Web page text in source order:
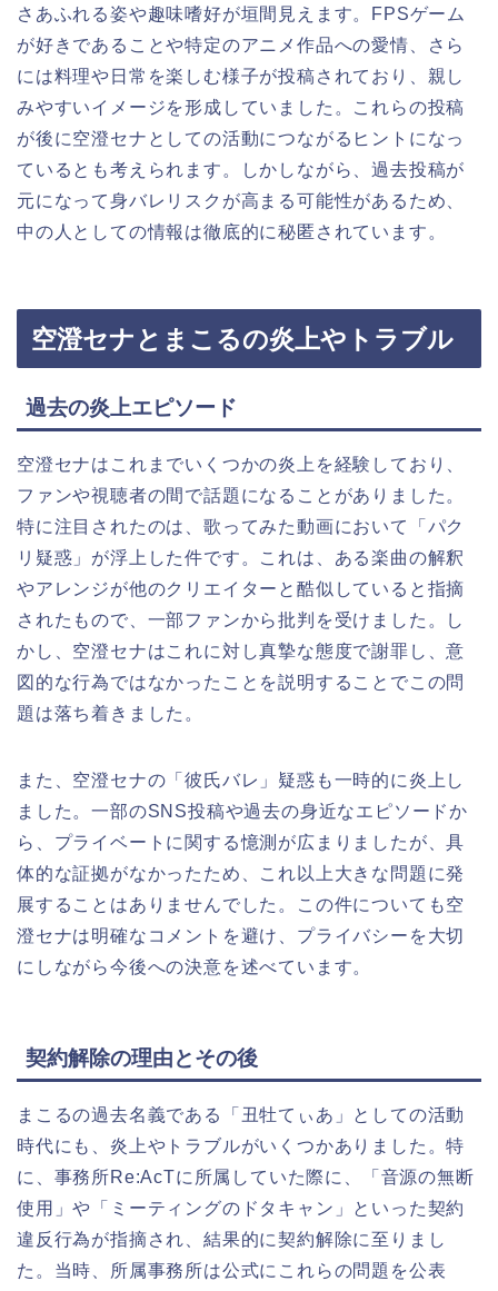
さあふれる姿や趣味嗜好が垣間見えます。FPSゲーム
が好きであることや特定のアニメ作品への愛情、さら
には料理や日常を楽しむ様子が投稿されており、親し
みやすいイメージを形成していました。これらの投稿
が後に空澄セナとしての活動につながるヒントになっ
ているとも考えられます。しかしながら、過去投稿が
元になって身バレリスクが高まる可能性があるため、
中の人としての情報は徹底的に秘匿されています。
空澄セナとまこるの炎上やトラブル
過去の炎上エピソード
空澄セナはこれまでいくつかの炎上を経験しており、
ファンや視聴者の間で話題になることがありました。
特に注目されたのは、歌ってみた動画において「パク
リ疑惑」が浮上した件です。これは、ある楽曲の解釈
やアレンジが他のクリエイターと酷似していると指摘
されたもので、一部ファンから批判を受けました。し
かし、空澄セナはこれに対し真摯な態度で謝罪し、意
図的な行為ではなかったことを説明することでこの問
題は落ち着きました。
また、空澄セナの「彼氏バレ」疑惑も一時的に炎上し
ました。一部のSNS投稿や過去の身近なエピソードか
ら、プライベートに関する憶測が広まりましたが、具
体的な証拠がなかったため、これ以上大きな問題に発
展することはありませんでした。この件についても空
澄セナは明確なコメントを避け、プライバシーを大切
にしながら今後への決意を述べています。
契約解除の理由とその後
まこるの過去名義である「丑牡てぃあ」としての活動
時代にも、炎上やトラブルがいくつかありました。特
に、事務所Re:AcTに所属していた際に、「音源の無断
使用」や「ミーティングのドタキャン」といった契約
違反行為が指摘され、結果的に契約解除に至りまし
た。当時、所属事務所は公式にこれらの問題を公表